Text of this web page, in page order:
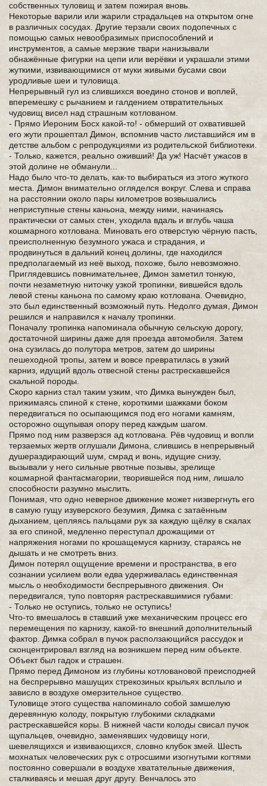
собственных туловищ и затем пожирая вновь.
Некоторые варили или жарили страдальцев на открытом огне
в различных сосудах. Другие терзали своих подопечных с
помощью самых невообразимых приспособлений и
инструментов, а самые мерзкие твари нанизывали
обнажённые фигурки на цепи или верёвки и украшали этими
жуткими, извивающимися от муки живыми бусами свои
уродливые шеи и туловища.
Непрерывный гул из слившихся воедино стонов и воплей,
вперемешку с рычанием и галдением отвратительных
чудовищ висел над страшным котлованом.
- Прямо Иероним Босх какой-то! - обмерший от охватившей
его жути прошептал Димон, вспомнив часто листавшийся им в
детстве альбом с репродукциями из родительской библиотеки.
- Только, кажется, реально оживший! Да уж! Насчёт ужасов в
этой долине не обманули...
Надо было что-то делать, как-то выбираться из этого жуткого
места. Димон внимательно огляделся вокруг. Слева и справа
на расстоянии около пары километров возвышались
неприступные стены каньона, между ними, начинаясь
практически от самых стен, уходила вдаль и вглубь чаша
кошмарного котлована. Миновать его отверстую чёрную пасть,
преисполненную безумного ужаса и страдания, и
продвинуться в дальний конец долины, где находился
предполагаемый из неё выход, похоже, было невозможно.
Приглядевшись повнимательнее, Димон заметил тонкую,
почти незаметную ниточку узкой тропинки, вившейся вдоль
левой стены каньона по самому краю котлована. Очевидно,
это был единственный возможный путь. Недолго думая, Димон
решился и направился к началу тропинки.
Поначалу тропинка напоминала обычную сельскую дорогу,
достаточной ширины даже для проезда автомобиля. Затем
она сузилась до полутора метров, затем до ширины
пешеходной тропы, затем и вовсе превратилась в узкий
карниз, идущий вдоль отвесной стены растрескавшейся
скальной породы.
Скоро карниз стал таким узким, что Димка вынужден был,
прижимаясь спиной к стене, короткими шажками боком
передвигаться по осыпающимся под его ногами камням,
осторожно ощупывая опору перед каждым шагом.
Прямо под ним разверзся ад котлована. Рёв чудовищ и вопли
терзаемых жертв оглушали Димона, слившись в непрерывный
душераздирающий шум, смрад и вонь, идущие снизу,
вызывали у него сильные рвотные позывы, зрелище
кошмарной фантасмагории, творившейся под ним, лишало
способности разумно мыслить.
Понимая, что одно неверное движение может низвергнуть его
в самую гущу изуверского безумия, Димка с затаённым
дыханием, цепляясь пальцами рук за каждую щёлку в скалах
за его спиной, медленно переступал дрожащими от
напряжения ногами по крошащемуся карнизу, стараясь не
дышать и не смотреть вниз.
Димон потерял ощущение времени и пространства, в его
сознании усилием воли едва удерживалась единственная
мысль о необходимости беспрерывного движения. Он
передвигался, тупо повторяя растрескавшимися губами:
- Только не оступись, только не оступись!
Что-то вмешалось в ставший уже механическим процесс его
перемещения по карнизу, какой-то внешний дополнительный
фактор. Димка собрал в пучок расползающийся рассудок и
сконцентрировал взгляд на возникшем перед ним объекте.
Объект был гадок и страшен.
Прямо перед Димоном из глубины котловановой преисподней
на беспрерывно машущих стрекозиных крыльях всплыло и
зависло в воздухе омерзительное существо.
Туловище этого существа напоминало собой замшелую
деревянную колоду, покрытую глубокими складками
растрескавшейся коры. В нижней части колоды свисал пучок
щупальцев, очевидно, заменявших чудовищу ноги,
шевелящихся и извивающихся, словно клубок змей. Шесть
мохнатых человеческих рук с отросшими изогнутыми когтями
постоянно совершали в воздухе хватательные движения,
сталкиваясь и мешая друг другу. Венчалось это